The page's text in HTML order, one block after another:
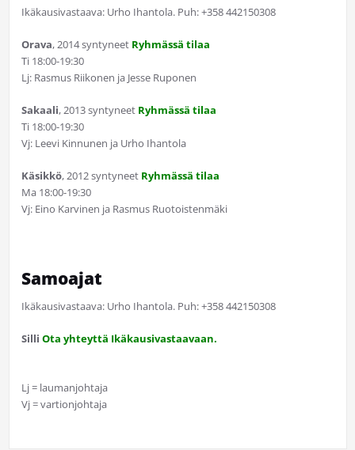
Ikäkausivastaava: Urho Ihantola. Puh: +358 442150308
Orava, 2014 syntyneet Ryhmässä tilaa
Ti 18:00-19:30
Lj: Rasmus Riikonen ja Jesse Ruponen
Sakaali, 2013 syntyneet Ryhmässä tilaa
Ti 18:00-19:30
Vj: Leevi Kinnunen ja Urho Ihantola
Käsikkö, 2012 syntyneet Ryhmässä tilaa
Ma 18:00-19:30
Vj: Eino Karvinen ja Rasmus Ruotoistenmäki
Samoajat
Ikäkausivastaava: Urho Ihantola. Puh: +358 442150308
Silli Ota yhteyttä Ikäkausivastaavaan.
Lj = laumanjohtaja
Vj = vartionjohtaja